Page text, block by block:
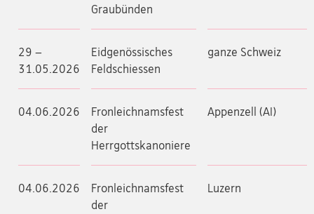
Graubünden
29 –
31.05.2026
Eidgenössisches
Feldschiessen
ganze Schweiz
04.06.2026
Fronleichnamsfest
der
Herrgottskanoniere
Appenzell (AI)
04.06.2026
Fronleichnamsfest
der
Luzern